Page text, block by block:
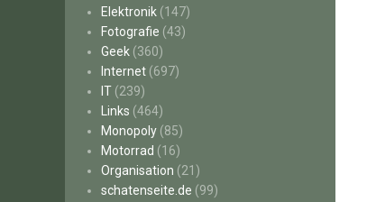
Elektronik (147)
Fotografie (43)
Geek (360)
Internet (697)
IT (239)
Links (464)
Monopoly (85)
Motorrad (16)
Organisation (21)
schatenseite.de (99)